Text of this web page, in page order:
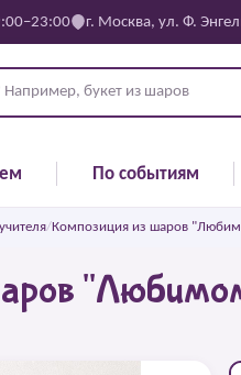
г. Москва, ул. Ф.
По событиям
/Композиция из шаров